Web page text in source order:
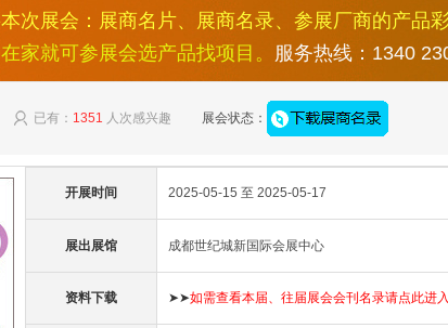
次展会：展商名片、展商名录、参展厂商的产品
家就可参展会选产品找项目。 服务热线：1340
已有： 1351 人次感兴趣 展会状态：
开展时间 2025-05-15 至 2025-05-17
展出展馆 成都世纪城新国际会展中心
资料下载 ➤➤如需查看本届、往届展会会刊名录请点此进